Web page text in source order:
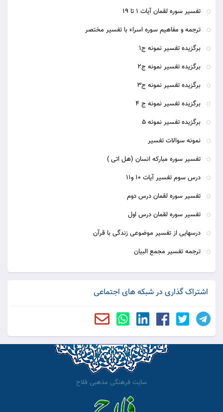
تفسیر سوره لقمان آیات 1 تا 19
ترجمه و مفاهیم سوره اسراء با تفسیر مختصر
برگزیده تفسیر نمونه ج1
برگزیده تفسیر نمونه ج2
برگزیده تفسیر نمونه ج3
برگزیده تفسیر نمونه ج 4
برگزیده تفسیر نمونه 5
نمونه سوالات تفسیر
تفسیر سوره مبارکه انسان (هل اتی )
درس سوم تفسیر آیات 10 و11
تفسیر سوره لقمان درس دوم
تفسیر سوره لقمان درس اول
درسهایی از تفسیر موضوعی زندگی با قرآن
ترجمه تفسیر مجمع البیان
اشتراک گذاری در شبکه های اجتماعی
سایت فرهنگی مذهبی فلاح